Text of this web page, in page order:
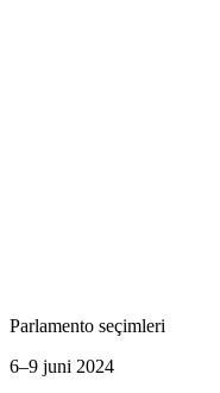
Parlamento seçimleri
6–9 juni 2024